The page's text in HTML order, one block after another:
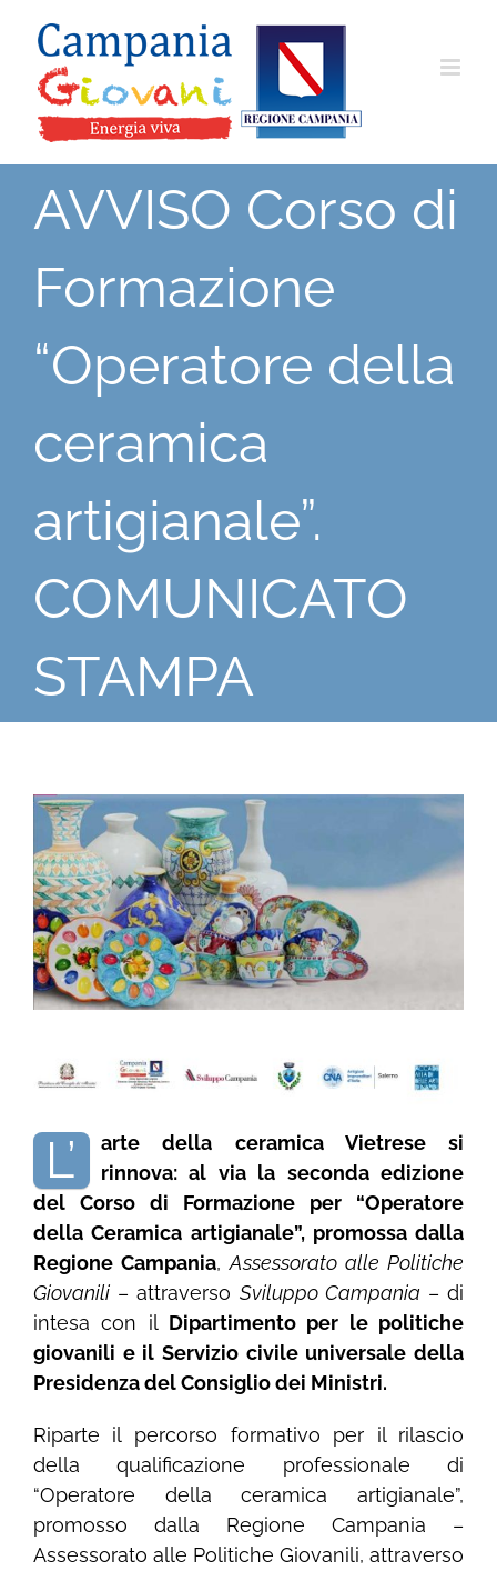
contenuto
AVVISO Corso di
Formazione
“Operatore della
ceramica
artigianale”.
COMUNICATO
STAMPA
Ingrandisci
immagine
L’
arte della ceramica Vietrese si
rinnova: al via la seconda edizione
del Corso di Formazione per “Operatore
della Ceramica artigianale”, promossa dalla
Regione Campania,Assessorato alle Politiche
Giovanili– attraverso Sviluppo Campania– di
intesa con il Dipartimento per le politiche
giovanili e il Servizio civile universale della
Presidenza del Consiglio dei Ministri.
Riparte il percorso formativo per il rilascio
della qualificazione professionale di
“Operatore della ceramica artigianale”,
promosso dalla Regione Campania –
Assessorato alle Politiche Giovanili, attraverso